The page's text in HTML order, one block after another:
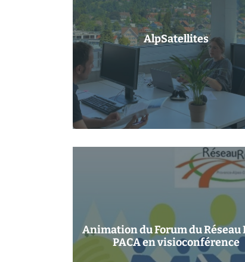
AlpSatellites
Animation du Forum du Réseau
PACA en visioconférence